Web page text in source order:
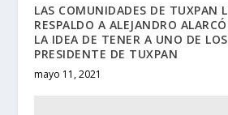
LAS COMUNIDADES DE TUXPAN
RESPALDO A ALEJANDRO
LA IDEA DE TENER A UNO DE
PRESIDENTE DE TUXPAN
mayo 11, 2021